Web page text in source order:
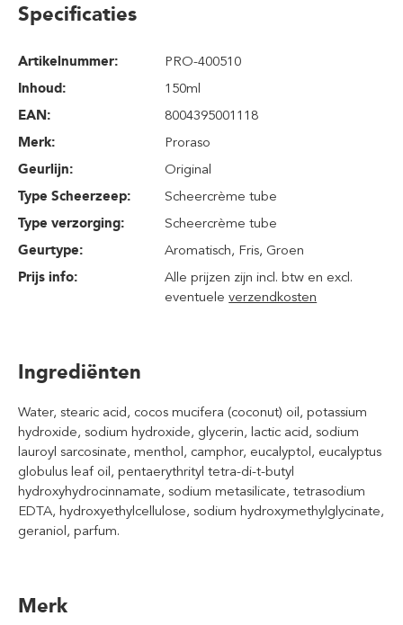
Specificaties
Artikelnummer:
PRO-400510
Inhoud:
150ml
EAN:
8004395001118
Merk:
Proraso
Geurlijn:
Original
Type Scheerzeep:
Scheercrème tube
Type verzorging:
Scheercrème tube
Geurtype:
Aromatisch, Fris, Groen
Prijs info:
Alle prijzen zijn incl. btw en excl.
eventueleverzendkosten
Ingrediënten
Water, stearic acid, cocos mucifera (coconut) oil, potassium
hydroxide, sodium hydroxide, glycerin, lactic acid, sodium
lauroyl sarcosinate, menthol, camphor, eucalyptol, eucalyptus
globulus leaf oil, pentaerythrityl tetra-di-t-butyl
hydroxyhydrocinnamate, sodium metasilicate, tetrasodium
EDTA, hydroxyethylcellulose, sodium hydroxymethylglycinate,
geraniol, parfum.
Merk